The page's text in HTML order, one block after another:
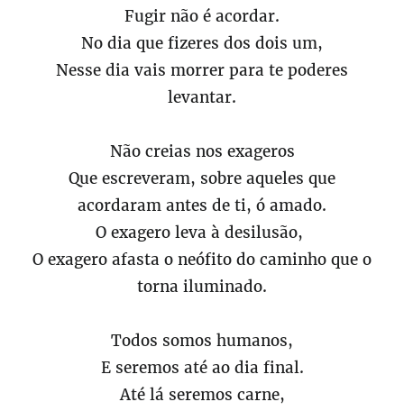
Fugir não é acordar.
No dia que fizeres dos dois um,
Nesse dia vais morrer para te poderes
levantar.
Não creias nos exageros
Que escreveram, sobre aqueles que
acordaram antes de ti, ó amado.
O exagero leva à desilusão,
O exagero afasta o neófito do caminho que o
torna iluminado.
Todos somos humanos,
E seremos até ao dia final.
Até lá seremos carne,